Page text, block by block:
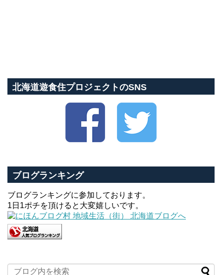
北海道遊食住プロジェクトのSNS
ブログランキング
ブログランキングに参加しております。
1日1ポチを頂けると大変嬉しいです。